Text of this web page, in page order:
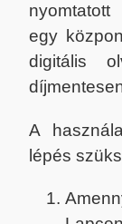
egy
digitális
A
lépés